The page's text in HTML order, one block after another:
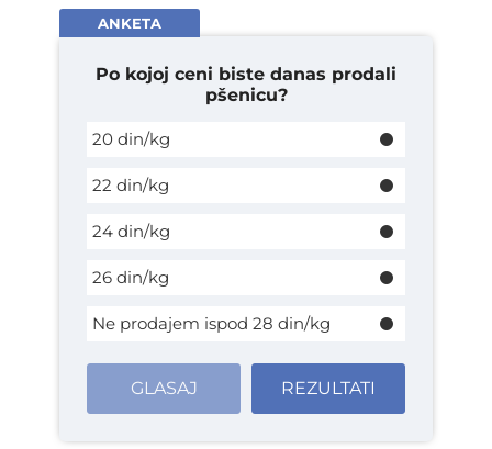
ANKETA
Po kojoj ceni biste danas prodali
pšenicu?
20 din/kg
22 din/kg
24 din/kg
26 din/kg
Ne prodajem ispod 28 din/kg
GLASAJ REZULTATI